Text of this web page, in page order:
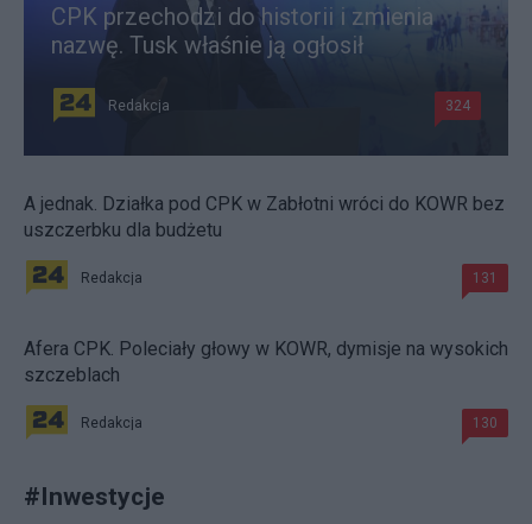
CPK przechodzi do historii i zmienia
nazwę. Tusk właśnie ją ogłosił
Redakcja 324
A jednak. Działka pod CPK w Zabłotni wróci do KOWR bez
uszczerbku dla budżetu
Redakcja 131
Afera CPK. Poleciały głowy w KOWR, dymisje na wysokich
szczeblach
Redakcja 130
#Inwestycje